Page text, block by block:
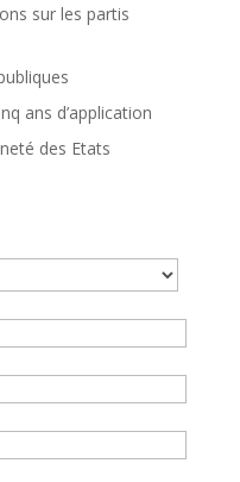
sur les partis
ans d’application
des Etats